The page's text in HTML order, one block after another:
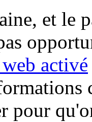
et le
activé
pour